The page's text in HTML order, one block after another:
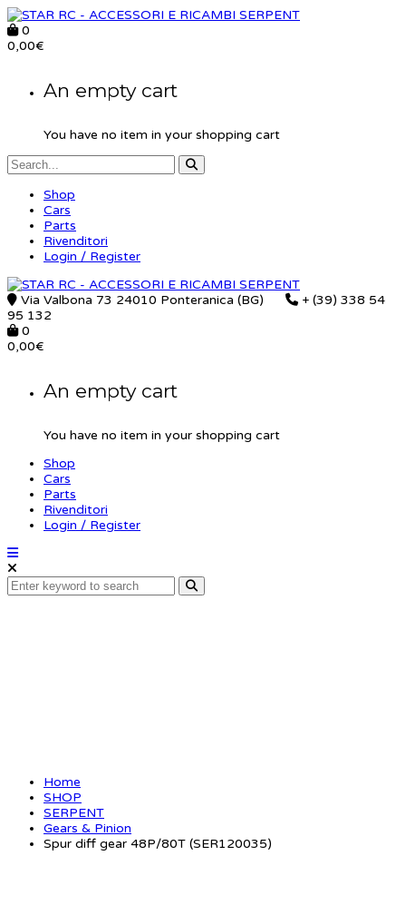
0
0,00€
An empty cart
You have no item in your shopping cart
Shop
Cars
Parts
Rivenditori
Login / Register
Via Valbona 73 24010 Ponteranica (BG)
+ (39) 338 54
95 132
0
0,00€
An empty cart
You have no item in your shopping cart
Shop
Cars
Parts
Rivenditori
Login / Register
Home
SHOP
SERPENT
Gears & Pinion
Spur diff gear 48P/80T (SER120035)